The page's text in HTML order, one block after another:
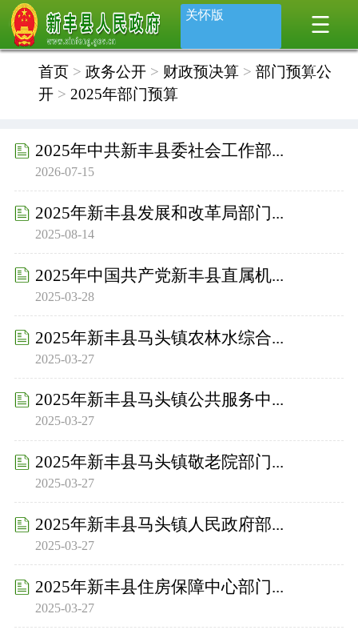
关怀版
首页> 政务公开> 财政预决算> 部门预算公
开> 2025年部门预算
2025年中共新丰县委社会工作部...
2026-07-15
2025年新丰县发展和改革局部门...
2025-08-14
2025年中国共产党新丰县直属机...
2025-03-28
2025年新丰县马头镇农林水综合...
2025-03-27
2025年新丰县马头镇公共服务中...
2025-03-27
2025年新丰县马头镇敬老院部门...
2025-03-27
2025年新丰县马头镇人民政府部...
2025-03-27
2025年新丰县住房保障中心部门...
2025-03-27